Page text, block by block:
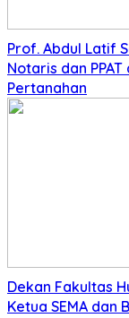
Prof. Abdul Latif
Notaris dan
Pertanahan
Dekan Fakultas
Ketua SEMA dan